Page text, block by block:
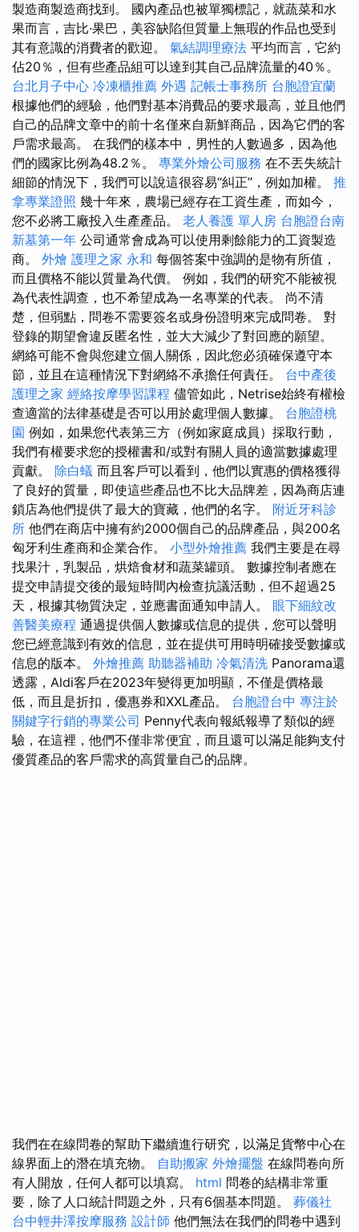
製造商製造商找到。 國內產品也被單獨標記，就蔬菜和水
果而言，吉比·果巴，美容缺陷但質量上無瑕的作品也受到
其有意識的消費者的歡迎。 氣結調理療法 平均而言，它約
佔20％，但有些產品組可以達到其自己品牌流量的40％。
台北月子中心 冷凍櫃推薦 外遇 記帳士事務所 台胞證宜蘭
根據他們的經驗，他們對基本消費品的要求最高，並且他們
自己的品牌文章中的前十名僅來自新鮮商品，因為它們的客
戶需求最高。 在我們的樣本中，男性的人數過多，因為他
們的國家比例為48.2％。 專業外燴公司服務 在不丟失統計
細節的情況下，我們可以說這很容易“糾正”，例如加權。 推
拿專業證照 幾十年來，農場已經存在工資生產，而如今，
您不必將工廠投入生產產品。 老人養護 單人房 台胞證台南
新墓第一年 公司通常會成為可以使用剩餘能力的工資製造
商。 外燴 護理之家 永和 每個答案中強調的是物有所值，
而且價格不能以質量為代價。 例如，我們的研究不能被視
為代表性調查，也不希望成為一名專業的代表。 尚不清
楚，但弱點，問卷不需要簽名或身份證明來完成問卷。 對
登錄的期望會違反匿名性，並大大減少了對回應的願望。
網絡可能不會與您建立個人關係，因此您必須確保遵守本
節，並且在這種情況下對網絡不承擔任何責任。 台中產後
護理之家 經絡按摩學習課程 儘管如此，Netrise始終有權檢
查適當的法律基礎是否可以用於處理個人數據。 台胞證桃
園 例如，如果您代表第三方（例如家庭成員）採取行動，
我們有權要求您的授權書和/或對有關人員的適當數據處理
貢獻。 除白蟻 而且客戶可以看到，他們以實惠的價格獲得
了良好的質量，即使這些產品也不比大品牌差，因為商店連
鎖店為他們提供了最大的寶藏，他們的名字。 附近牙科診
所 他們在商店中擁有約2000個自己的品牌產品，與200名
匈牙利生產商和企業合作。 小型外燴推薦 我們主要是在尋
找果汁，乳製品，烘焙食材和蔬菜罐頭。 數據控制者應在
提交申請提交後的最短時間內檢查抗議活動，但不超過25
天，根據其物質決定，並應書面通知申請人。 眼下細紋改
善醫美療程 通過提供個人數據或信息的提供，您可以聲明
您已經意識到有效的信息，並在提供可用時明確接受數據或
信息的版本。 外燴推薦 助聽器補助 冷氣清洗 Panorama還
透露，Aldi客戶在2023年變得更加明顯，不僅是價格最
低，而且是折扣，優惠券和XXL產品。 台胞證台中 專注於
關鍵字行銷的專業公司 Penny代表向報紙報導了類似的經
驗，在這裡，他們不僅非常便宜，而且還可以滿足能夠支付
優質產品的客戶需求的高質量自己的品牌。
我們在在線問卷的幫助下繼續進行研究，以滿足貨幣中心在
線界面上的潛在填充物。 自助搬家 外燴擺盤 在線問卷向所
有人開放，任何人都可以填寫。 html 問卷的結構非常重
要，除了人口統計問題之外，只有6個基本問題。 葬儀社
台中輕井澤按摩服務 設計師 他們無法在我們的問卷中遇到